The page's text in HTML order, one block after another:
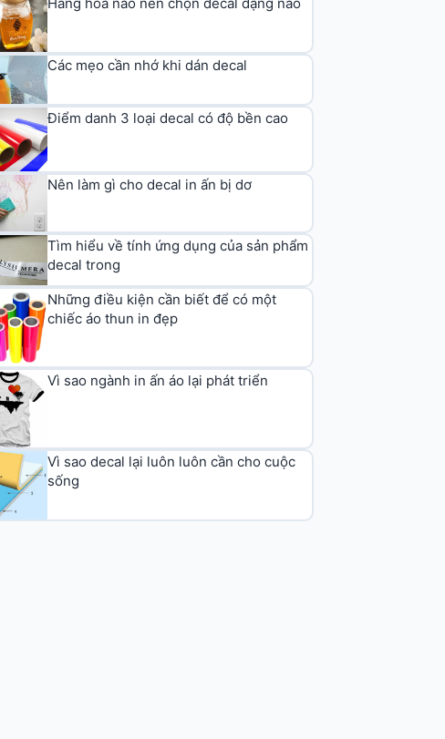
Các mẹo cần nhớ khi dán decal
Điểm danh 3 loại decal có độ bền cao
Nên làm gì cho decal in ấn bị dơ
Tìm hiểu về tính ứng dụng của sản phẩm
decal trong
Những điều kiện cần biết để có một
chiếc áo thun in đẹp
Vì sao ngành in ấn áo lại phát triển
Vì sao decal lại luôn luôn cần cho cuộc
sống